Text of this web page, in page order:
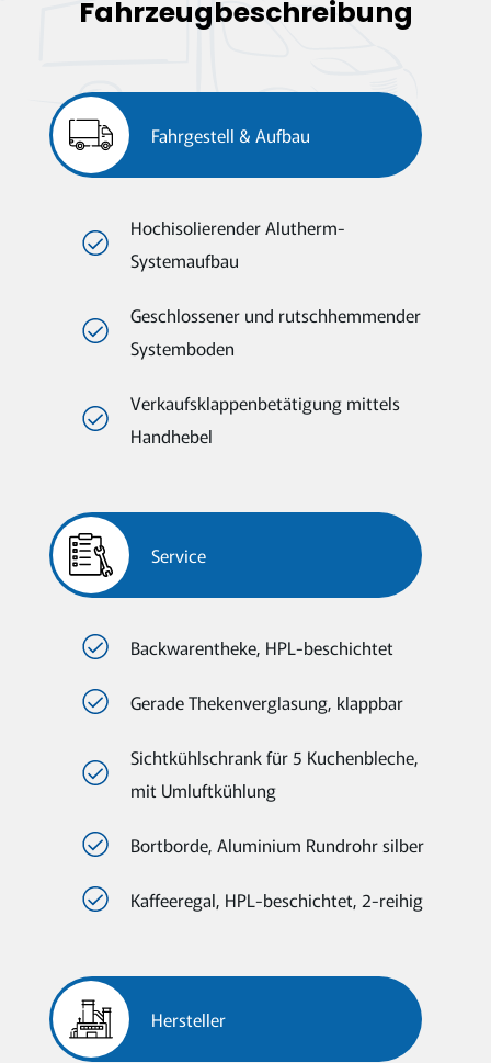
Fahrzeugbeschreibung
Fahrgestell & Aufbau
Hochisolierender Alutherm-
Systemaufbau
Geschlossener und rutschhemmender
Systemboden
Verkaufsklappenbetätigung mittels
Handhebel
Service
Backwarentheke, HPL-beschichtet
Gerade Thekenverglasung, klappbar
Sichtkühlschrank für 5 Kuchenbleche,
mit Umluftkühlung
Bortborde, Aluminium Rundrohr silber
Kaffeeregal, HPL-beschichtet, 2-reihig
Hersteller